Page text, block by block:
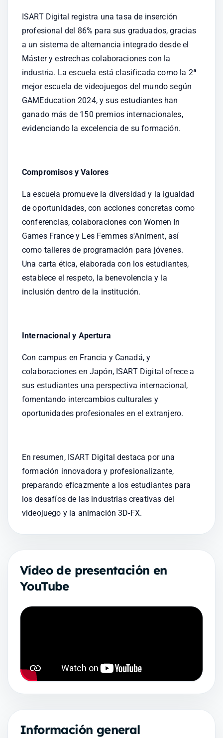
ISART Digital registra una tasa de inserción
profesional del 86% para sus graduados, gracias
a un sistema de alternancia integrado desde el
Máster y estrechas colaboraciones con la
industria. La escuela está clasificada como la 2ª
mejor escuela de videojuegos del mundo según
GAMEducation 2024, y sus estudiantes han
ganado más de 150 premios internacionales,
evidenciando la excelencia de su formación.
Compromisos y Valores
La escuela promueve la diversidad y la igualdad
de oportunidades, con acciones concretas como
conferencias, colaboraciones con Women In
Games France y Les Femmes s'Animent, así
como talleres de programación para jóvenes.
Una carta ética, elaborada con los estudiantes,
establece el respeto, la benevolencia y la
inclusión dentro de la institución.
Internacional y Apertura
Con campus en Francia y Canadá, y
colaboraciones en Japón, ISART Digital ofrece a
sus estudiantes una perspectiva internacional,
fomentando intercambios culturales y
oportunidades profesionales en el extranjero.
En resumen, ISART Digital destaca por una
formación innovadora y profesionalizante,
preparando eficazmente a los estudiantes para
los desafíos de las industrias creativas del
videojuego y la animación 3D-FX.
Vídeo de presentación en
YouTube
Información general